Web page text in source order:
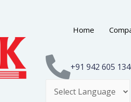
Home
+91 942 605